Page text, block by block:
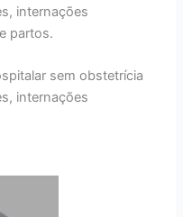
internações
partos.
sem obstetrícia
internações